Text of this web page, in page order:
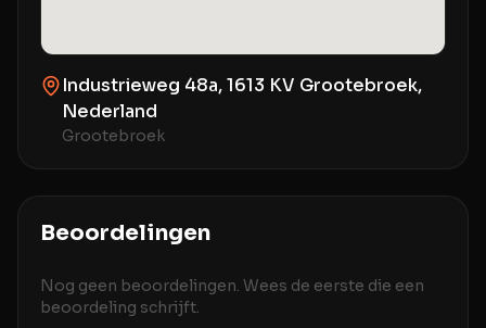
Industrieweg 48a, 1613 KV Grootebroek,
Nederland
Grootebroek
Beoordelingen
Nog geen beoordelingen. Wees de eerste die een
beoordeling schrijft.